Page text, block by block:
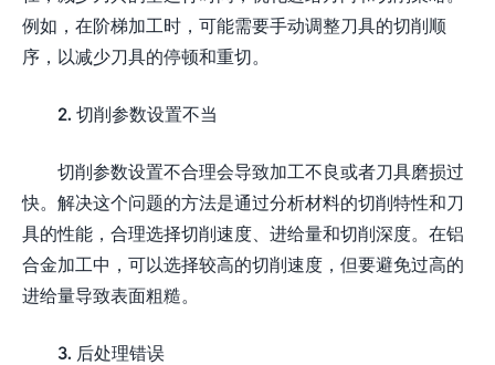
例如，在阶梯加工时，可能需要手动调整刀具的切削顺
序，以减少刀具的停顿和重切。
2. 切削参数设置不当
切削参数设置不合理会导致加工不良或者刀具磨损过
快。解决这个问题的方法是通过分析材料的切削特性和刀
具的性能，合理选择切削速度、进给量和切削深度。在铝
合金加工中，可以选择较高的切削速度，但要避免过高的
进给量导致表面粗糙。
3. 后处理错误